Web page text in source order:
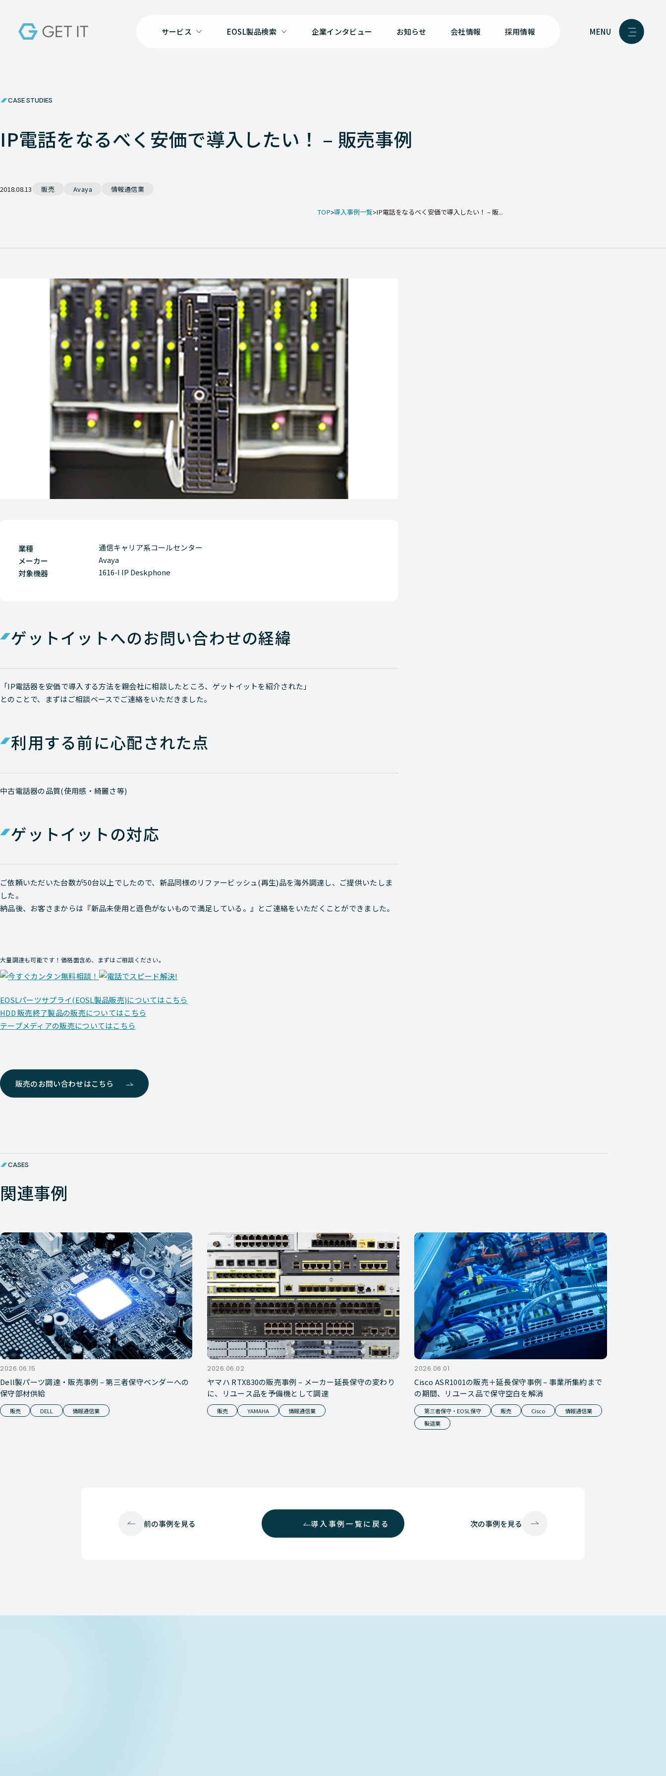
サービス EOSL製品検索 企業インタビュー お知らせ 会社情報 採用情報 MENU
CASE STUDIES
IP電話をなるべく安価で導入したい！ – 販売事例
2018.08.13 販売 Avaya 情報通信業
TOP 導入事例一覧 IP電話をなるべく安価で導入したい！ – 販...
業種
通信キャリア系コールセンター
メーカー
Avaya
対象機器
1616-I IP Deskphone
ゲットイットへのお問い合わせの経緯
「IP電話器を安価で導入する方法を親会社に相談したところ、ゲットイットを紹介された」
とのことで、まずはご相談ベースでご連絡をいただきました。
利用する前に心配された点
中古電話器の品質(使用感・綺麗さ等)
ゲットイットの対応
ご依頼いただいた台数が50台以上でしたので、新品同様のリファービッシュ(再生)品を海外調達し、ご提供いたしま
した。
納品後、お客さまからは『新品未使用と遜色がないもので満足している。』とご連絡をいただくことができました。
大量調達も可能です！価格面含め、まずはご相談ください。
EOSLパーツサプライ(EOSL製品販売)についてはこちら
HDD 販売終了製品の販売についてはこちら
テープメディアの販売についてはこちら
販売のお問い合わせはこちら
CASES
関連事例
2026.06.15
Dell製パーツ調達・販売事例 – 第三者保守ベンダーへの
保守部材供給
販売 DELL 情報通信業
2026.06.02
ヤマハ RTX830の販売事例 – メーカー延長保守の変わり
に、リユース品を予備機として調達
販売 YAMAHA 情報通信業
2026.06.01
Cisco ASR1001の販売＋延長保守事例 – 事業所集約まで
の期間、リユース品で保守空白を解消
第三者保守・EOSL保守 販売 Cisco
情報通信業
製造業
前の事例を見る 導入事例一覧に戻る 次の事例を見る